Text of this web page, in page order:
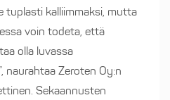
tuplasti kalliimmaksi, mutta
voin todeta, että
olla luvassa
naurahtaa Zeroten Oy:n
Sekaannusten